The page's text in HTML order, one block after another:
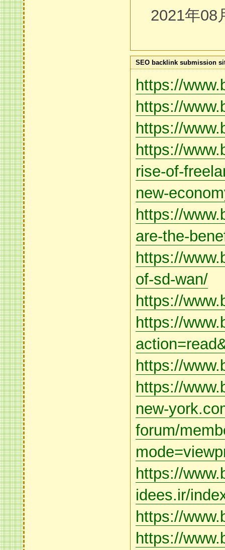
2021年08
SEO backlink submission
https://
https://
https://
https://
rise-of-
new-
https://
are-the-
https://
of-sd-wan/
https://
https://
https://
https://
new-
forum/
https://
idees.ir/
https://
https://